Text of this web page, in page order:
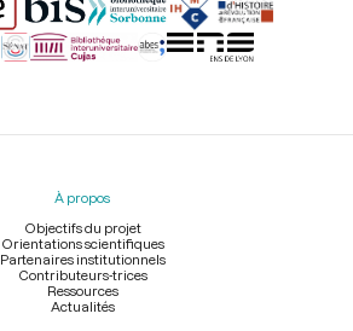
À propos
Objectifs du projet
Orientations scientifiques
Partenaires institutionnels
Contributeurs-trices
Ressources
Actualités